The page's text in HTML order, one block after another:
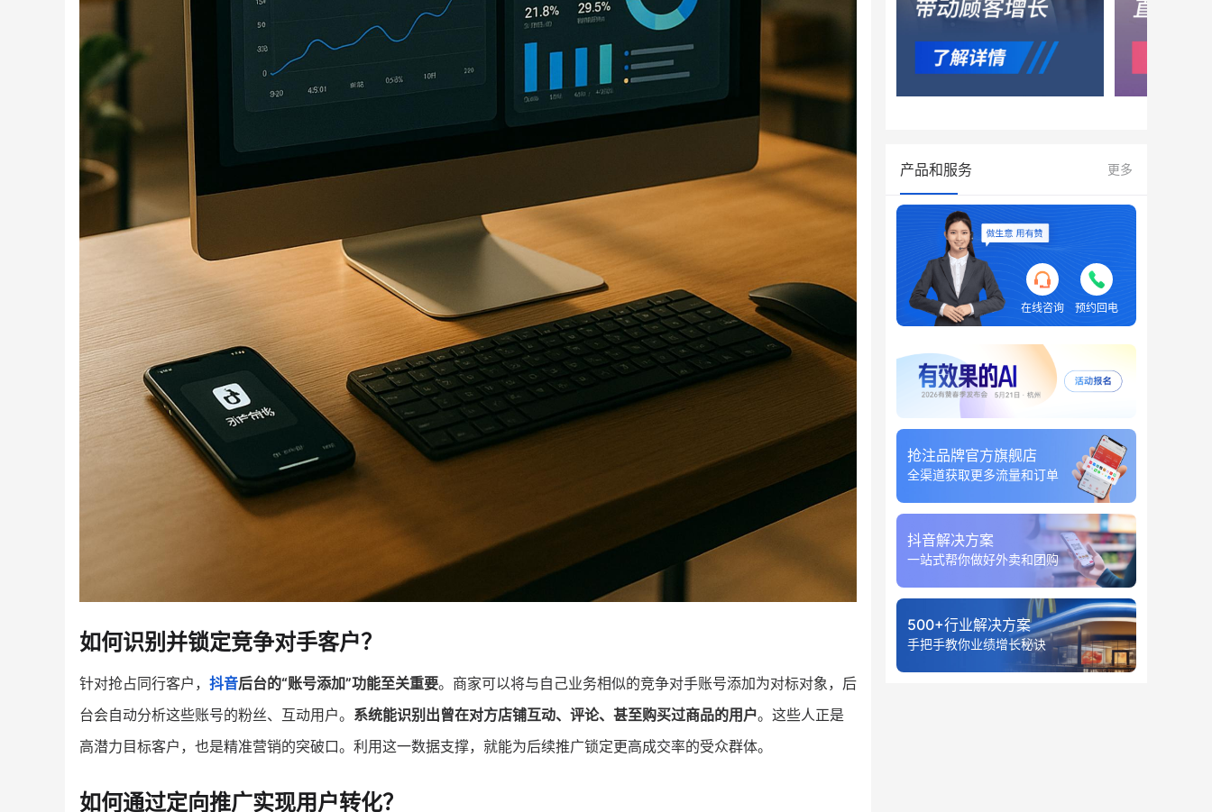
如何识别并锁定竞争对手客户？
针对抢占同行客户， 抖音后台的“账号添加”功能至关重要。商家可以将与自己业务相似的竞争对手账号添加为对标对象，后
台会自动分析这些账号的粉丝、互动用户。 系统能识别出曾在对方店铺互动、评论、甚至购买过商品的用户。这些人正是
高潜力目标客户，也是精准营销的突破口。利用这一数据支撑，就能为后续推广锁定更高成交率的受众群体。
如何通过定向推广实现用户转化？
产品和服务 更多
在线咨询 预约回电
抢注品牌官方旗舰店
全渠道获取更多流量和订单
抖音解决方案
一站式帮你做好外卖和团购
500+行业解决方案
手把手教你业绩增长秘诀